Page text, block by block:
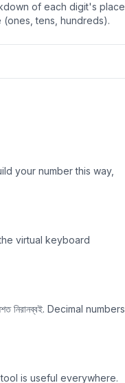
of each digit's place
(ones, tens, hundreds).
your number this way,
virtual keyboard
নিরানব্বই. Decimal numbers
is useful everywhere.